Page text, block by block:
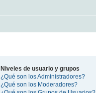
Niveles de usuario y grupos
¿Qué son los Administradores?
¿Qué son los Moderadores?